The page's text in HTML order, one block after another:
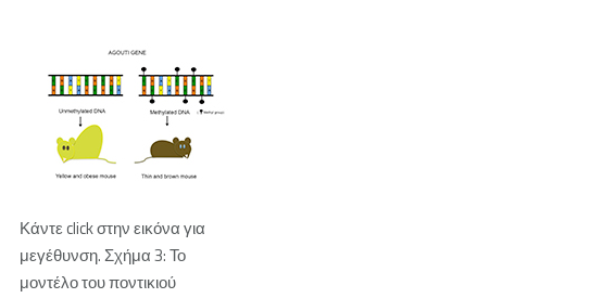
Κάντε click στην εικόνα για
μεγέθυνση. Σχήμα 3: Το
μοντέλο του ποντικιού